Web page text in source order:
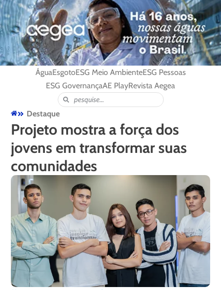
ÁguaEsgotoESG Meio AmbienteESG Pessoas
ESG GovernançaAE PlayRevista Aegea
Destaque
Projeto mostra a força dos
jovens em transformar suas
comunidades